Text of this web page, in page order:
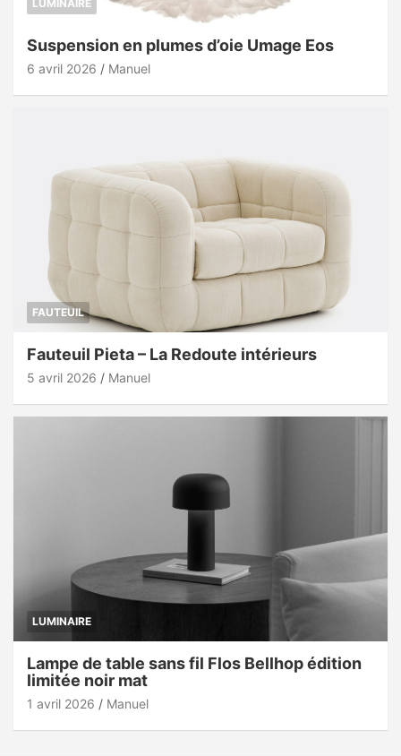
LUMINAIRE
Suspension en plumes d’oie Umage Eos
6 avril 2026 Manuel
FAUTEUIL
Fauteuil Pieta – La Redoute intérieurs
5 avril 2026 Manuel
LUMINAIRE
Lampe de table sans fil Flos Bellhop édition
limitée noir mat
1 avril 2026 Manuel